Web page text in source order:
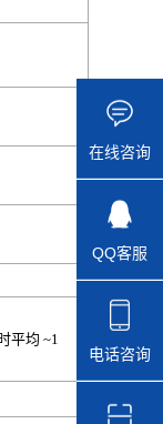
平均 ~1
在线咨询
QQ客服
电话咨询